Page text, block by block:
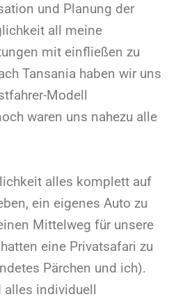
und Planung der
all meine
mit einfließen zu
Tansania haben wir uns
Modell
waren uns nahezu alle
alles komplett auf
ein eigenes Auto zu
Mittelweg für unsere
eine Privatsafari zu
Pärchen und ich).
individuell